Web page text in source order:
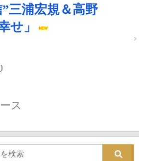
三浦宏規＆高野
せ」
ス